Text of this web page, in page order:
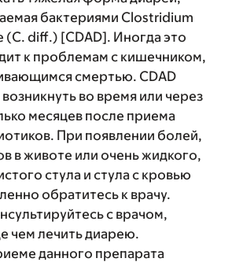
бактериями Clostridium
(C. diff.) [CDAD]. Иногда это
к проблемам с кишечником,
смертью. CDAD
во время или через
месяцев после приема
При появлении болей,
в животе или очень жидкого,
стула и стула с кровью
обратитесь к врачу.
с врачом,
чем лечить диарею.
данного препарата